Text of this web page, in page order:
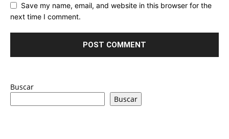
Save my name, email, and website in this browser for the
next time I comment.
Buscar
Buscar